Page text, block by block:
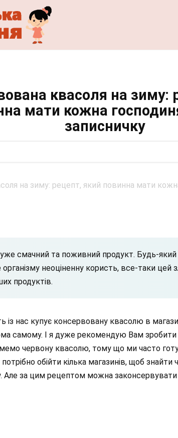
квасоля на зиму:
мати кожна
записничку
смачний та поживний продукт. Будь-який
організму неоціненну користь, все-таки цей
продуктів.
із нас купує консервовану квасолю в
самому. І я дуже рекомендую Вам зробити
червону квасолю, тому що ми часто
обійти кілька магазинів, щоб
Але за цим рецептом можна